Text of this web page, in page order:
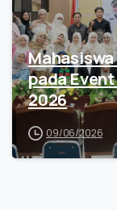
pada
2026
09/06/2026